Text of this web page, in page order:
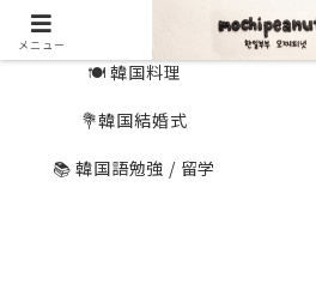
🍽 韓国料理
💐韓国結婚式
📚 韓国語勉強 / 留学
メニュー